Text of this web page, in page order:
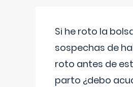
Si he roto la
sospechas de
roto antes de
parto ¿debo